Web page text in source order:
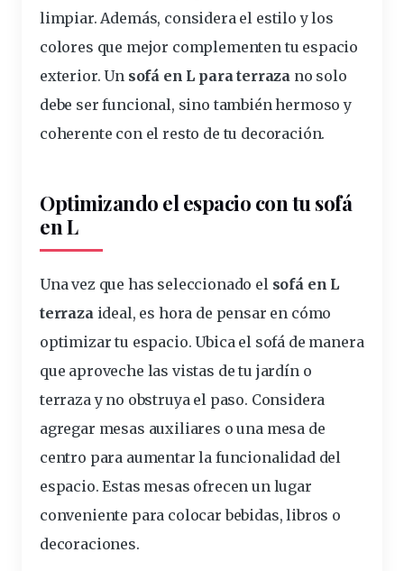
limpiar. Además, considerael estilo y los
colores que mejor complementen tu espacio
exterior. Un sofá en L para terraza no solo
debe ser funcional, sino también hermoso y
coherente con el resto de tu decoración.
Optimizando el espacio con tu sofá
en L
Una vez que has seleccionado el sofá en L
terrazaideal, es hora de pensar en cómo
optimizar tu espacio. Ubica el sofá de manera
que aproveche las vistas de tu jardín o
terraza y no obstruya el paso. Considera
agregar mesas auxiliares o una mesa de
centro para aumentar la funcionalidad del
espacio. Estas mesas ofrecen un lugar
conveniente para colocar bebidas, libros o
decoraciones.